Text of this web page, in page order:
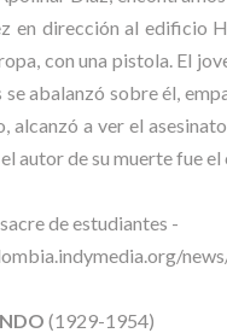
en dirección al edificio
con una pistola. El
se abalanzó sobre él,
alcanzó a ver el
autor de su muerte fue
de estudiantes -
(1929-1954)